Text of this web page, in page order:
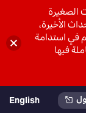
English
الصغيرة
الأخيرة،
في استدامة
فيها